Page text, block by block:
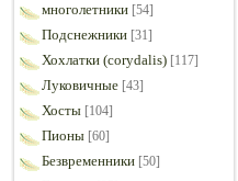
многолетники [54]
Подснежники [31]
Хохлатки (corydalis) [117]
Луковичные [43]
Хосты [104]
Пионы [60]
Безвременники [50]